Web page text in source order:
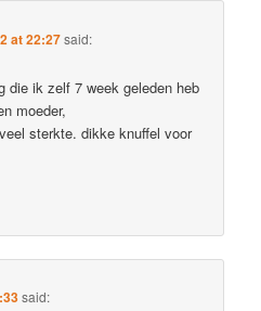
at 22:27said:
die ik zelf 7 week geleden heb
moeder,
sterkte. dikke knuffel voor
said: